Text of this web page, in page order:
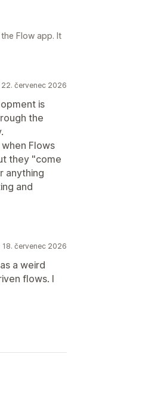
Flow app. It
22. červenec 2026
is
the
Flows
they "come
anything
and
18. červenec 2026
a weird
flows. I